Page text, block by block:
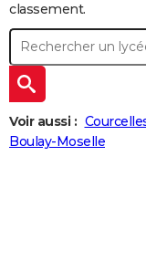
BRICOLAGE
Forum
Aménagement intérieur
Extérieur
Cuisine
Salle de bains
Jardinage
Rangement
+WEEK-END
Guides de France
Escapades
Patrimoine
Expositions
Musées
Week-end nature
+
LIFESTYLE
Art de vivre
Bien-être
Loisirs
Mode
Modes de vie
+SANTE
classement.
Voir aussi :
Boulay-Moselle